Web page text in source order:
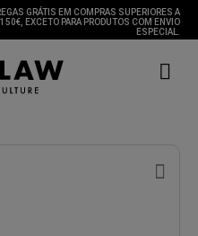
GRÁTIS EM COMPRAS SUPERIORES A
150€, EXCETO PARA PRODUTOS COM ENVIO
ESPECIAL.